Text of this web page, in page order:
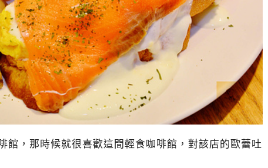
館，那時候就很喜歡這間輕食咖啡館，對該店的歐蕾吐